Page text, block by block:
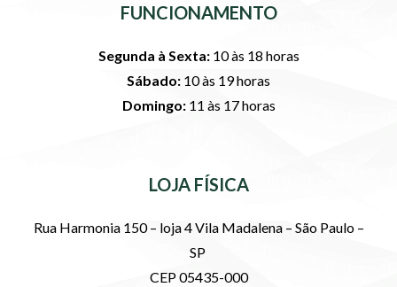
FUNCIONAMENTO
Segunda à Sexta:10 às 18 horas
Sábado: 10 às 19 horas
Domingo:11 às 17 horas
LOJA FÍSICA
Rua Harmonia 150 – loja 4 Vila Madalena – São Paulo –
SP
CEP 05435-000